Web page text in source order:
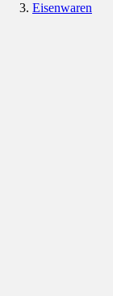
Eisenwaren